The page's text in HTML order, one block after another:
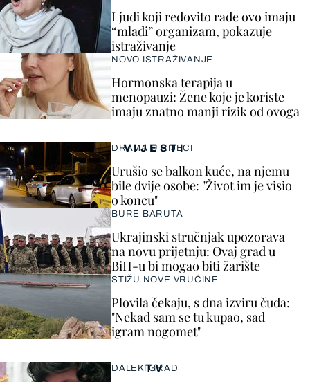
VIJESTI
DRAMA U RIJECI
Urušio se balkon kuće, na njemu
bile dvije osobe: "Život im je visio
o koncu"
BURE BARUTA
Ukrajinski stručnjak upozorava
na novu prijetnju: Ovaj grad u
BiH-u bi mogao biti žarište
STIŽU NOVE VRUĆINE
Plovila čekaju, s dna izviru čuda:
"Nekad sam se tu kupao, sad
igram nogomet"
Ljudi koji redovito rade ovo imaju
“mlađi” organizam, pokazuje
istraživanje
NOVO ISTRAŽIVANJE
Hormonska terapija u
menopauzi: Žene koje je koriste
imaju znatno manji rizik od ovoga
TV
DALEKI GRAD